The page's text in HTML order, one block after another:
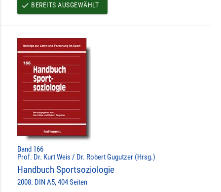
done BEREITS AUSGEWÄHLT
Band 166
Prof. Dr. Kurt Weis / Dr. Robert Gugutzer (Hrsg.)
Handbuch Sportsoziologie
2008. DIN A5, 404 Seiten